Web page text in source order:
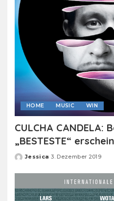
HOME MUSIC WIN
CULCHA CANDELA:
„BESTESTE“
Posted
Jessica 3. Dezember 2019